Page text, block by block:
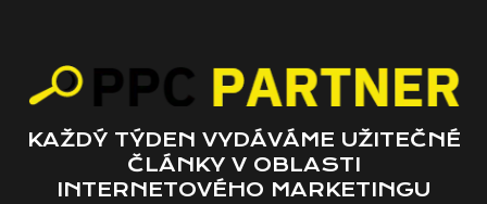
KAŽDÝ TÝDEN VYDÁVÁME UŽITEČNÉ
ČLÁNKY V OBLASTI
INTERNETOVÉHO MARKETINGU